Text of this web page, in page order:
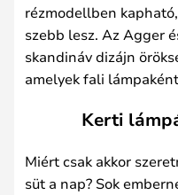
rézmodellben
szebb lesz. Az Agger
skandináv dizájn
amelyek fali
Kerti
Miért csak akkor
süt a nap? Sok